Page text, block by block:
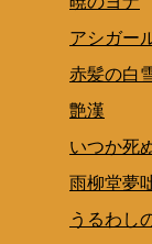
アシガー
赤髪の白
艶漢
いつか死
雨柳堂夢
うるわし